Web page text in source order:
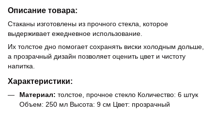
Описание товара:
Стаканы изготовлены из прочного стекла, которое
выдерживает ежедневное использование.
Их толстое дно помогает сохранять виски холодным дольше,
а прозрачный дизайн позволяет оценить цвет и чистоту
напитка.
Характеристики:
Материал: толстое, прочное стекло Количество: 6 штук
Объем: 250 мл Высота: 9 см Цвет: прозрачный